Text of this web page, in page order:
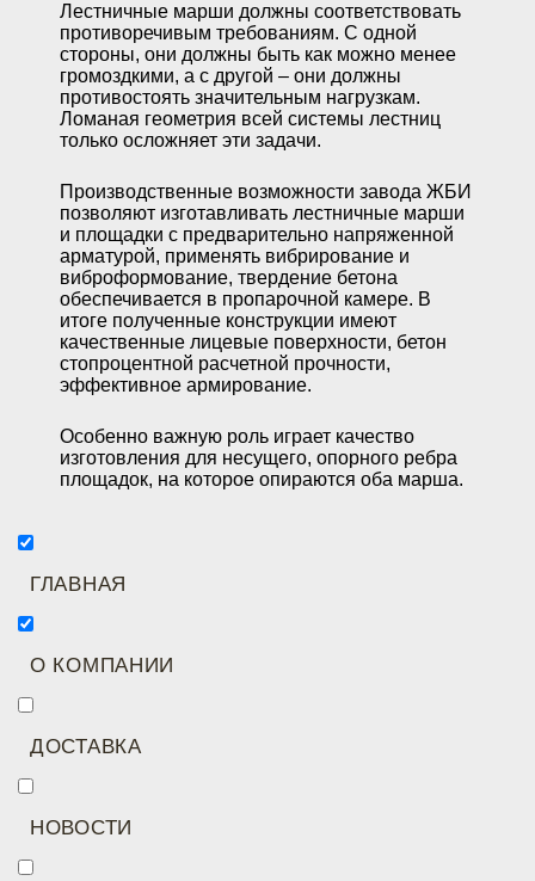
Лестничные марши должны соответствовать
противоречивым требованиям. С одной
стороны, они должны быть как можно менее
громоздкими, а с другой – они должны
противостоять значительным нагрузкам.
Ломаная геометрия всей системы лестниц
только осложняет эти задачи.
Производственные возможности завода ЖБИ
позволяют изготавливать лестничные марши
и площадки с предварительно напряженной
арматурой, применять вибрирование и
виброформование, твердение бетона
обеспечивается в пропарочной камере. В
итоге полученные конструкции имеют
качественные лицевые поверхности, бетон
стопроцентной расчетной прочности,
эффективное армирование.
Особенно важную роль играет качество
изготовления для несущего, опорного ребра
площадок, на которое опираются оба марша.
ГЛАВНАЯ
О КОМПАНИИ
ДОСТАВКА
НОВОСТИ